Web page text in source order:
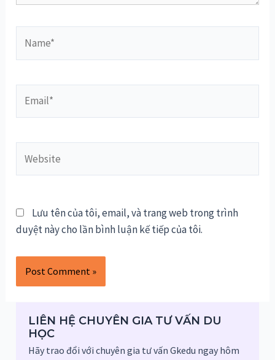
Lưu tên của tôi, email, và trang web trong trình
duyệt này cho lần bình luận kế tiếp của tôi.
LIÊN HỆ CHUYÊN GIA TƯ VẤN DU
HỌC
Hãy trao đổi với chuyên gia tư vấn Gkedu ngay hôm